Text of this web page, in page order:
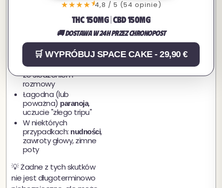
za dużolub
Lęk
, stres narastający
bez powodu
Dezorientacja, trudności
ze śledzeniem
rozmowy
Łagodna (lub
poważna) paranoja,
uczucie "złego tripu"
W niektórych
przypadkach: nudności,
zawroty głowy, zimne
poty
💡 Żadne z tych skutków
nie jest długoterminowo
★★★★★4,8 / 5 (54 opinie)
THC 150MG | CBD 150MG
🚚 Dostawa w 24h przez Chronopost
🛒 WYPRÓBUJ SPACE CAKE - 29,90 €